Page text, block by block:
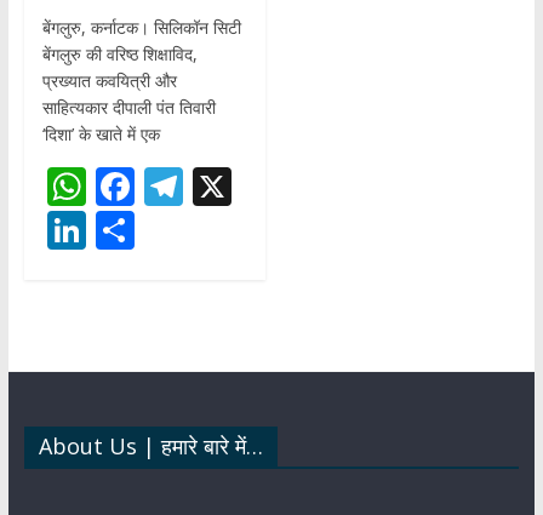
बेंगलुरु, कर्नाटक। सिलिकॉन सिटी
बेंगलुरु की वरिष्ठ शिक्षाविद,
प्रख्यात कवयित्री और
साहित्यकार दीपाली पंत तिवारी
‘दिशा’ के खाते में एक
W
h
at
p
p
F
ac
e
o
k
T
m
X
Li
dI
n
S
About Us | हमारे बारे में…